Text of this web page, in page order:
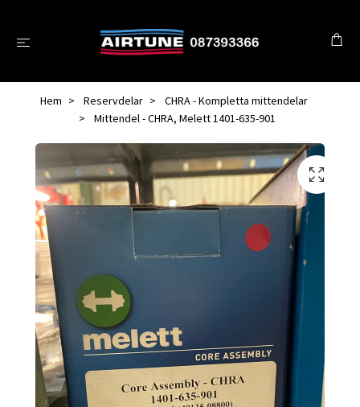
Hem Reservdelar
CHRA - Kompletta mittendelar
Mittendel - CHRA, Melett 1401-635-901